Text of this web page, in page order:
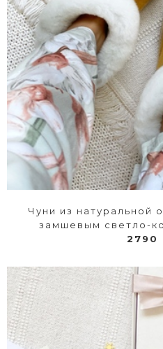
Чуни из натуральной
замшевым светло-
2790